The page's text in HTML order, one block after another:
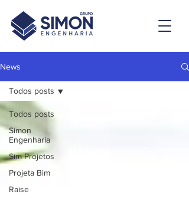
News
Todos posts
Simon
Engenharia
Sim Projetos
Projeta Bim
Raise
Todos posts